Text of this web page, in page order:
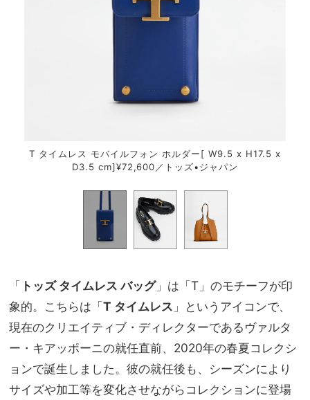
T タイムレス モバイルフォン ホルダー[ W9.5 x H17.5 x
D3.5 cm]¥72,600／トッズ•ジャパン
「 トッズ タイムレス バッグ」は「T」のモチーフが印
象的。こちらは「T タイムレス 」というアイコンで、
現在のクリエイティブ・ディレクターであるヴァルタ
ー・キアッポーニの就任直前、2020年の春夏コレクシ
ョンで誕生しました。彼の就任後も、シーズンにより
サイズや加工等を変化させながらコレクションに登場